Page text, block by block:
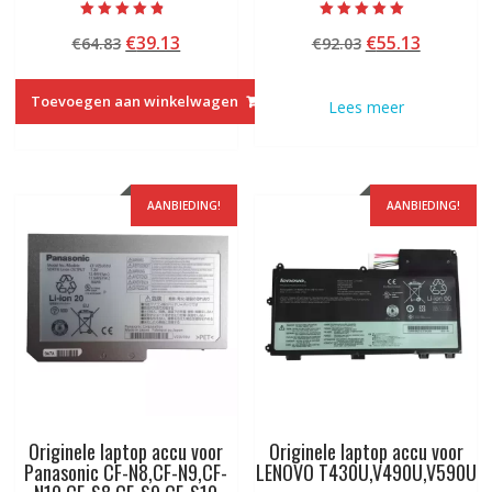
met
4.50
€64.83 Oorspronkelijke
was:
€64.83.
€39.13
is:
€39.13.
Toevoegen aan winkelwagen
5.00
van 5
€92.03
€92.03.
€55.13Huidige
Lees meer
AANBIEDING!
Originele laptop accu voor
Panasonic CF-N8,CF-N9,CF-
AANBIEDING!
Originele laptop accu voor
LENOVO T430U,V490U,V590U